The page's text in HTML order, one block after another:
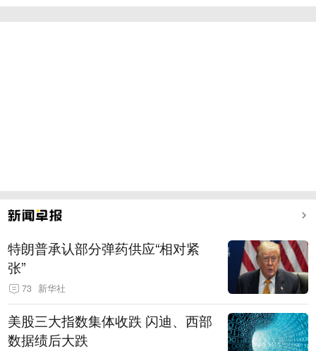
特朗普承认部分弹药供应“相对紧
张”
73 新华社
美股三大指数集体收跌 闪迪、西部
数据绩后大跌